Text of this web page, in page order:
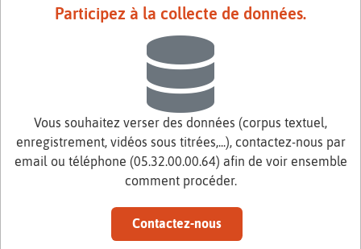
Participez à la collecte de données.
Vous souhaitez verser des données (corpus textuel,
enregistrement, vidéos sous titrées,...), contactez-nous par
email ou téléphone (05.32.00.00.64) afin de voir ensemble
comment procéder.
Contactez-nous